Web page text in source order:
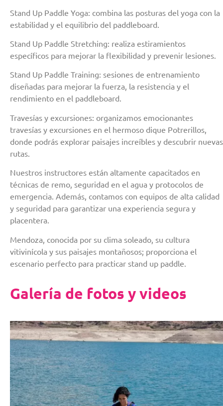
Stand Up Paddle Yoga: combina las posturas del yoga con la
estabilidad y el equilibrio del paddleboard.
Stand Up Paddle Stretching: realiza estiramientos
específicos para mejorar la flexibilidad y prevenir lesiones.
Stand Up Paddle Training: sesiones de entrenamiento
diseñadas para mejorar la fuerza, la resistencia y el
rendimiento en el paddleboard.
Travesías y excursiones: organizamos emocionantes
travesías y excursiones en el hermoso dique Potrerillos,
donde podrás explorar paisajes increíbles y descubrir nuevas
rutas.
Nuestros instructores están altamente capacitados en
técnicas de remo, seguridad en el agua y protocolos de
emergencia. Además, contamos con equipos de alta calidad
y seguridad para garantizar una experiencia segura y
placentera.
Mendoza, conocida por su clima soleado, su cultura
vitivinícola y sus paisajes montañosos; proporciona el
escenario perfecto para practicar stand up paddle.
Galería de fotos y videos